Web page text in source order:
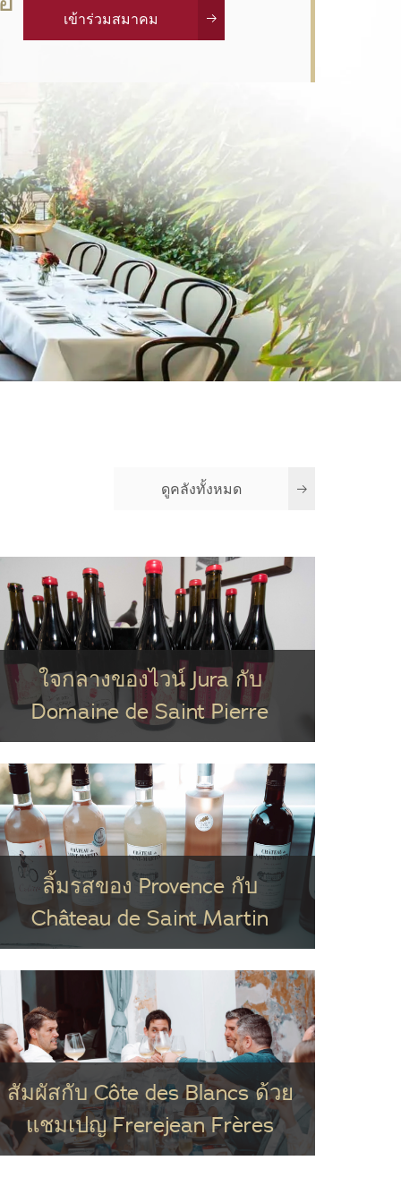
เข้าร่วมสมาคม
ดูคลังทั้งหมด
ใจกลางของไวน์ Jura กับ
Domaine de Saint Pierre
ลิ้มรสของ Provence กับ
Château de Saint Martin
สัมผัสกับ Côte des Blancs ด้วย
แชมเปญ Frerejean Frères